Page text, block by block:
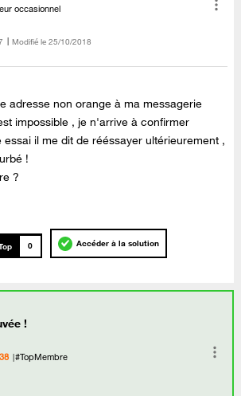
occasionnel
Modifié le 25/10/2018
adresse non orange à ma messagerie
impossible , je n'arrive à confirmer
il me dit de rééssayer ultérieurement ,
!
?
0 Accéder à la solution
#TopMembre